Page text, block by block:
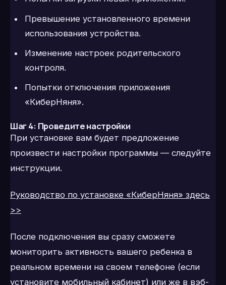
Превышение установленного времени
использования устройства.
Изменение настроек родительского
контроля.
Попытки отключения приложения
«КиберНяня».
Шаг 4: Проведите настройки
При установке вам будет предложение
произвести настройки программы — следуйте
инструкции.
Руководство по установке «КиберНяня» здесь
>>
После подключения вы сразу сможете
мониторить активность вашего ребенка в
реальном времени на своем телефоне (если
установите мобильный кабинет) или же в вэб-